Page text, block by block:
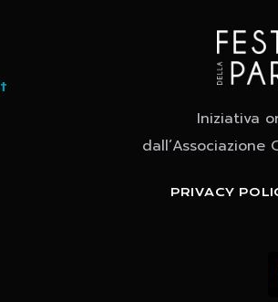
Iniziativa
dall’Associazione
PRIVACY